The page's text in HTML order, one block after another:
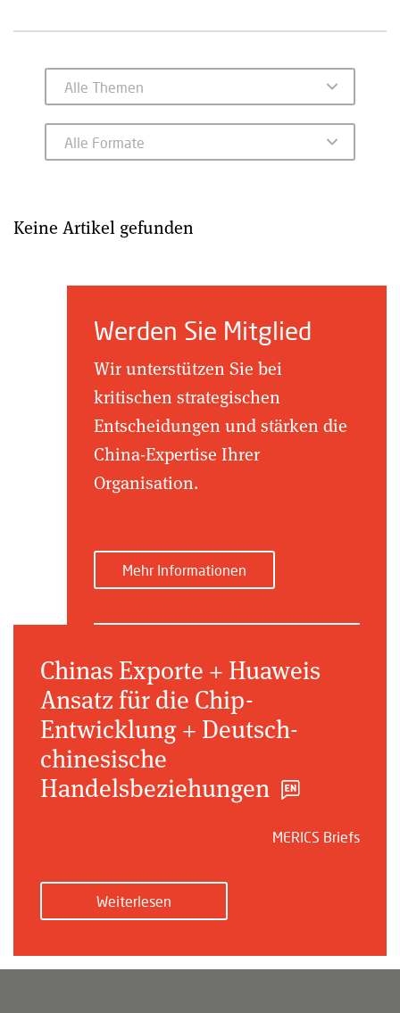
Keine Artikel gefunden
Werden Sie Mitglied
Wir unterstützen Sie bei
kritischen strategischen
Entscheidungen und stärken die
China-Expertise Ihrer
Organisation.
Mehr Informationen
Chinas Exporte + Huaweis
Ansatz für die Chip-
Entwicklung + Deutsch-
chinesische
Handelsbeziehungen
MERICS Briefs
Weiterlesen